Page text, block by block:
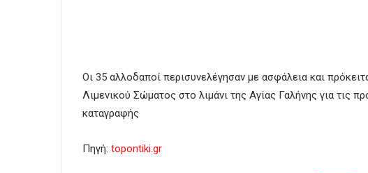
Οι 35 αλλοδαποί περισυνελέγησαν με ασφάλεια και
Λιμενικού Σώματος στο λιμάνι της Αγίας Γαλήνης για τις
καταγραφής
Πηγή: topontiki.gr